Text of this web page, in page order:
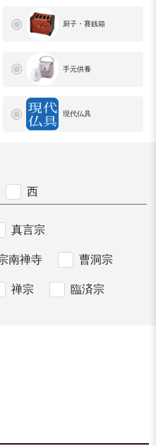
厨子・賽銭箱
手元供養
現代仏具
西
真言宗
南禅寺 曹洞宗
禅宗 臨済宗